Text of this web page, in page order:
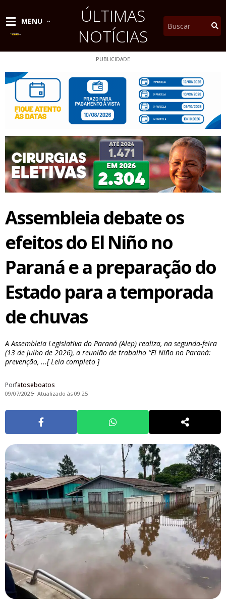
conteúdo
MENU
ÚLTIMAS
NOTÍCIAS
Pesquisar
PUBLICIDADE
Assembleia debate os
efeitos do El Niño no
Paraná e a preparação do
Estado para a temporada
de chuvas
A Assembleia Legislativa do Paraná (Alep) realiza, na segunda-feira
(13 de julho de 2026), a reunião de trabalho “El Niño no Paraná:
prevenção, ...[ Leia completo ]
Porfatoseboatos
09/07/2026 Atualizado às 09:25